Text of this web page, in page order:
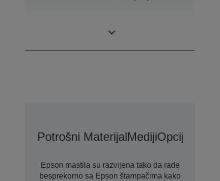
Potrošni MaterijalMedijiOpcije
Epson mastila su razvijena tako da rade
besprekorno sa Epson štampačima kako